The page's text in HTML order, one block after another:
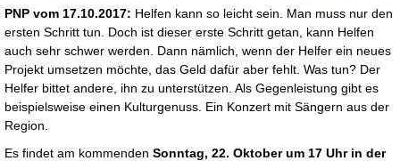
PNP vom 17.10.2017: Helfen kann so leicht sein. Man muss nur den
ersten Schritt tun. Doch ist dieser erste Schritt getan, kann Helfen
auch sehr schwer werden. Dann nämlich, wenn der Helfer ein neues
Projekt umsetzen möchte, das Geld dafür aber fehlt. Was tun? Der
Helfer bittet andere, ihn zu unterstützen. Als Gegenleistung gibt es
beispielsweise einen Kulturgenuss. Ein Konzert mit Sängern aus der
Region.
Es findet am kommenden Sonntag, 22. Oktober um 17 Uhr in der